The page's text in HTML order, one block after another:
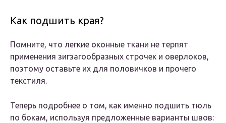
Как подшить края?
Помните, что легкие оконные ткани не терпят
применения зигзагообразных строчек и оверлоков,
поэтому оставьте их для половичков и прочего
текстиля.
Теперь подробнее о том, как именно подшить тюль
по бокам, используя предложенные варианты швов: